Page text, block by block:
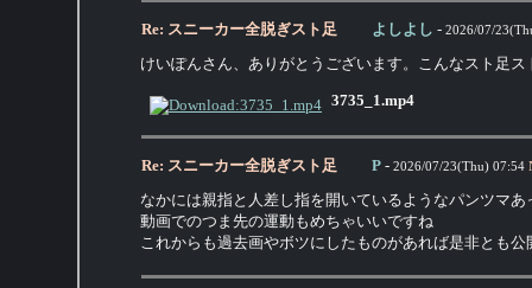
Re: スニーカー全脱ぎスト足 よしよし - 2026/07/
けいぽんさん、ありがとうございます。こんなスト足
3735_1.mp4
Re: スニーカー全脱ぎスト足 P - 2026/07/23(Thu) 07:54
なかには親指と人差し指を開いているようなパンツマあ
動画でのつま先の運動もめちゃいいですね
これからも過去画やボツにしたものがあれば是非とも